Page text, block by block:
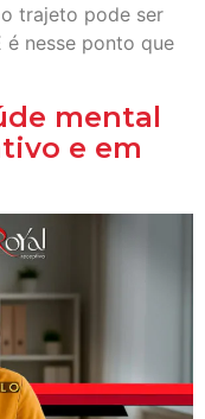
trajeto pode ser
nesse ponto que
mental
e em